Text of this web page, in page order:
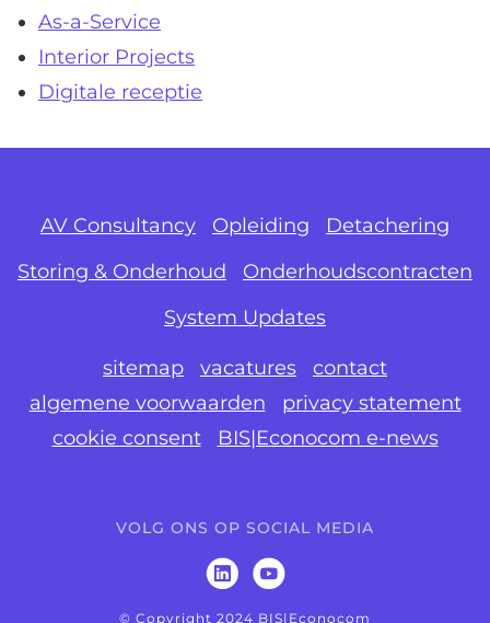
As-a-Service
Interior Projects
Digitale receptie
AV Consultancy Opleiding
Detachering
Storing & Onderhoud
Onderhoudscontracten
System Updates
sitemap vacatures
contact
algemene voorwaarden
privacy statement
cookie consent
BIS|Econocom e-news
VOLG ONS OP SOCIAL MEDIA
© Copyright 2024 BIS|Econocom